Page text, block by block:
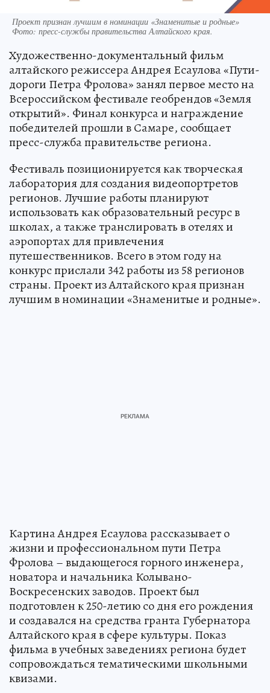
Проект признан лучшим в номинации «Знаменитые и родные»
Фото: пресс-службы правительства Алтайского края.
Художественно-документальный фильм
алтайского режиссера Андрея Есаулова «Пути-
дороги Петра Фролова» занял первое место на
Всероссийском фестивале геобрендов «Земля
открытий». Финал конкурса и награждение
победителей прошли в Самаре, сообщает
пресс-служба правительстве региона.
Фестиваль позиционируется как творческая
лаборатория для создания видеопортретов
регионов. Лучшие работы планируют
использовать как образовательный ресурс в
школах, а также транслировать в отелях и
аэропортах для привлечения
путешественников. Всего в этом году на
конкурс прислали 342 работы из 58 регионов
страны. Проект из Алтайского края признан
лучшим в номинации «Знаменитые и родные».
Картина Андрея Есаулова рассказывает о
жизни и профессиональном пути Петра
Фролова – выдающегося горного инженера,
новатора и начальника Колывано-
Воскресенских заводов. Проект был
подготовлен к 250-летию со дня его рождения
и создавался на средства гранта Губернатора
Алтайского края в сфере культуры. Показ
фильма в учебных заведениях региона будет
сопровождаться тематическими школьными
квизами.